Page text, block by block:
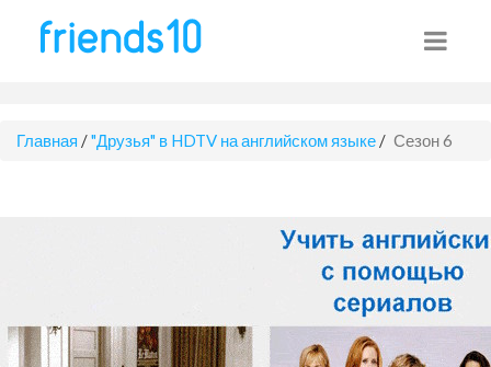
Главная /"Друзья" в HDTV на английском языке / Сезон 6